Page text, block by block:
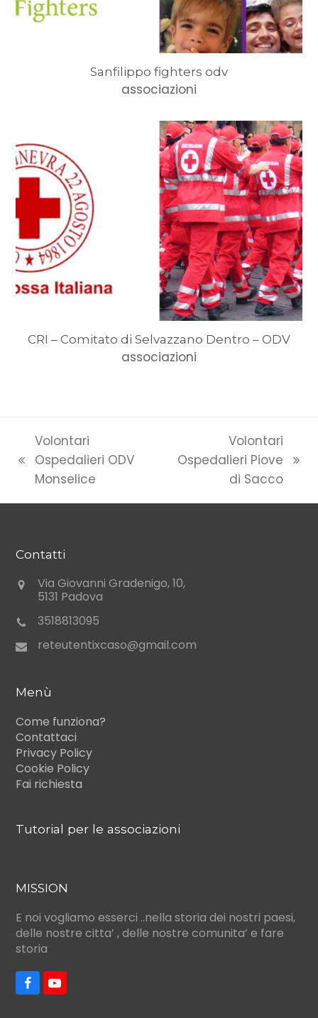
Sanfilippo fighters odv
associazioni
CRI – Comitato di Selvazzano Dentro – ODV
associazioni
previous
post:
Volontari
Ospedalieri ODV
Monselice
next
Volontari
Ospedalieri Piove
di Sacco
Contatti
Via Giovanni Gradenigo, 10,
5131 Padova
3518813095
reteutentixcaso@gmail.com
Menù
Come funziona?
Contattaci
Privacy Policy
Cookie Policy
Fai richiesta
Tutorial per le associazioni
MISSION
E noi vogliamo esserci ..nella storia dei nostri paesi,
delle nostre citta’ , delle nostre comunita’ e fare
storia
F Y